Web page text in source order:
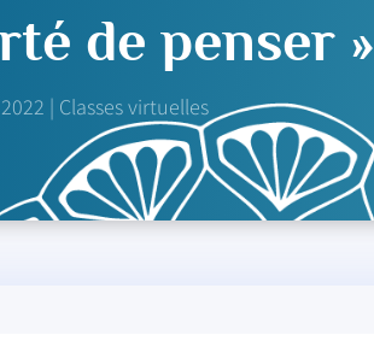
de penser »
| Classes virtuelles